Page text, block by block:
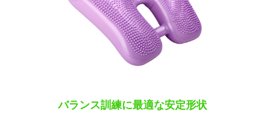
バランス訓練に最適な安定形状